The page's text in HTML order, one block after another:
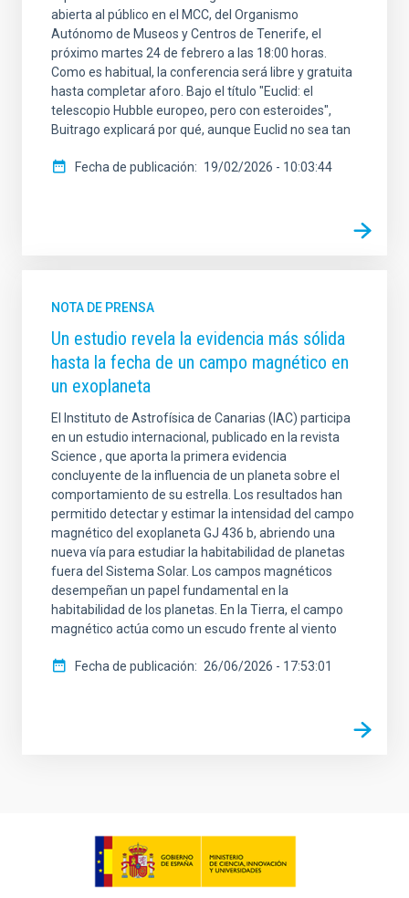
abierta al público en el MCC, del Organismo
Autónomo de Museos y Centros de Tenerife, el
próximo martes 24 de febrero a las 18:00 horas.
Como es habitual, la conferencia será libre y gratuita
hasta completar aforo. Bajo el título "Euclid: el
telescopio Hubble europeo, pero con esteroides",
Buitrago explicará por qué, aunque Euclid no sea tan
Fecha de publicación 19/02/2026 - 10:03:44
NOTA DE PRENSA
Un estudio revela la evidencia más sólida
hasta la fecha de un campo magnético en
un exoplaneta
El Instituto de Astrofísica de Canarias (IAC) participa
en un estudio internacional, publicado en la revista
Science , que aporta la primera evidencia
concluyente de la influencia de un planeta sobre el
comportamiento de su estrella. Los resultados han
permitido detectar y estimar la intensidad del campo
magnético del exoplaneta GJ 436 b, abriendo una
nueva vía para estudiar la habitabilidad de planetas
fuera del Sistema Solar. Los campos magnéticos
desempeñan un papel fundamental en la
habitabilidad de los planetas. En la Tierra, el campo
magnético actúa como un escudo frente al viento
Fecha de publicación 26/06/2026 - 17:53:01